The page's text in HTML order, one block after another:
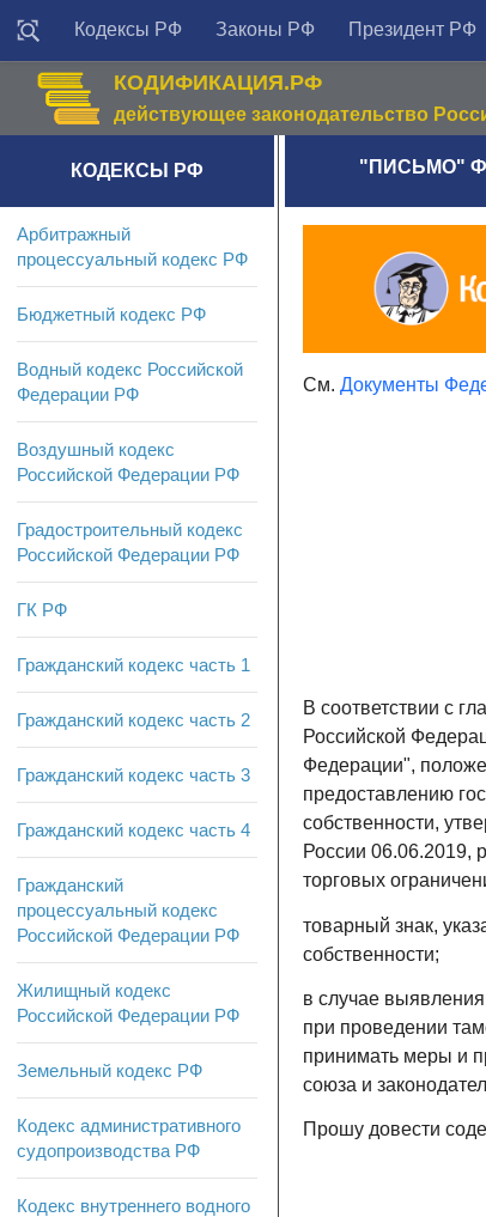
Кодексы РФ Законы РФ Президент РФ
КОДИФИКАЦИЯ.РФ
действующее законодательство
"ПИСЬМО"
См. Документы
В соответствии с
Российской
Федерации",
предоставлению
собственности,
России 06.06.2019,
торговых
товарный знак,
собственности;
в случае
при проведении
принимать меры и
союза и
Прошу довести
КОДЕКСЫ РФ
Арбитражный
процессуальный кодекс РФ
Бюджетный кодекс РФ
Водный кодекс Российской
Федерации РФ
Воздушный кодекс
Российской Федерации РФ
Градостроительный кодекс
Российской Федерации РФ
ГК РФ
Гражданский кодекс часть 1
Гражданский кодекс часть 2
Гражданский кодекс часть 3
Гражданский кодекс часть 4
Гражданский
процессуальный кодекс
Российской Федерации РФ
Жилищный кодекс
Российской Федерации РФ
Земельный кодекс РФ
Кодекс административного
судопроизводства РФ
Кодекс внутреннего водного